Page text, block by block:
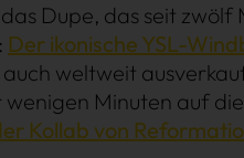
Dupe, das seit
Der ikonische YSL-
weltweit
Minuten auf
Kollab von